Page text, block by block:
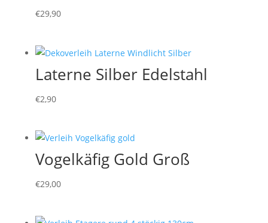
€29,90
Laterne Silber Edelstahl
€2,90
Vogelkäfig Gold Groß
€29,00